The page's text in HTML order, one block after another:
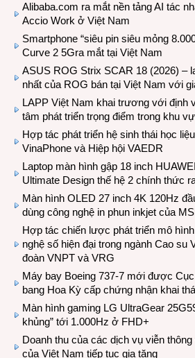
Alibaba.com ra mắt nền tảng AI tác
Accio Work ở Việt Nam
Smartphone “siêu pin siêu mỏng
Curve 2 5Gra mắt tại Việt Nam
ASUS ROG Strix SCAR 18 (2026) –
nhất của ROG bán tại Việt Nam với
LAPP Việt Nam khai trương với định
tâm phát triển trọng điểm trong khu
Hợp tác phát triển hệ sinh thái học
VinaPhone và Hiệp hội VAEDR
Laptop màn hình gập 18 inch
Ultimate Design thế hệ 2 chính thức
Màn hình OLED 27 inch 4K 120Hz
dùng công nghệ in phun inkjet của
Hợp tác chiến lược phát triển mô
nghệ số hiện đại trong ngành Cao su
đoàn VNPT và VRG
Máy bay Boeing 737-7 mới được
bang Hoa Kỳ cấp chứng nhận khai
Màn hình gaming LG UltraGear
khủng” tới 1.000Hz ở FHD+
Doanh thu của các dịch vụ viễn
của Việt Nam tiếp tục gia tăng